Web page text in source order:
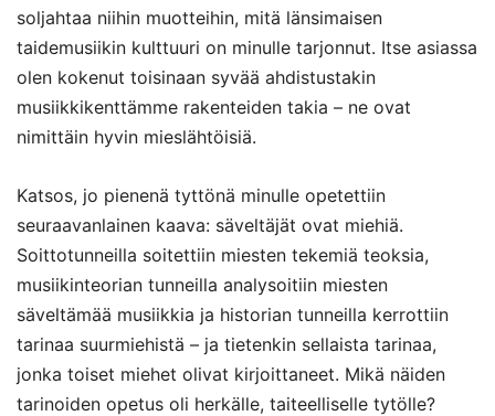
soljahtaa niihin muotteihin, mitä länsimaisen
taidemusiikin kulttuuri on minulle tarjonnut. Itse asiassa
olen kokenut toisinaan syvää ahdistustakin
musiikkikenttämme rakenteiden takia – ne ovat
nimittäin hyvin mieslähtöisiä.
Katsos, jo pienenä tyttönä minulle opetettiin
seuraavanlainen kaava: säveltäjät ovat miehiä.
Soittotunneilla soitettiin miesten tekemiä teoksia,
musiikinteorian tunneilla analysoitiin miesten
säveltämää musiikkia ja historian tunneilla kerrottiin
tarinaa suurmiehistä – ja tietenkin sellaista tarinaa,
jonka toiset miehet olivat kirjoittaneet. Mikä näiden
tarinoiden opetus oli herkälle, taiteelliselle tytölle?